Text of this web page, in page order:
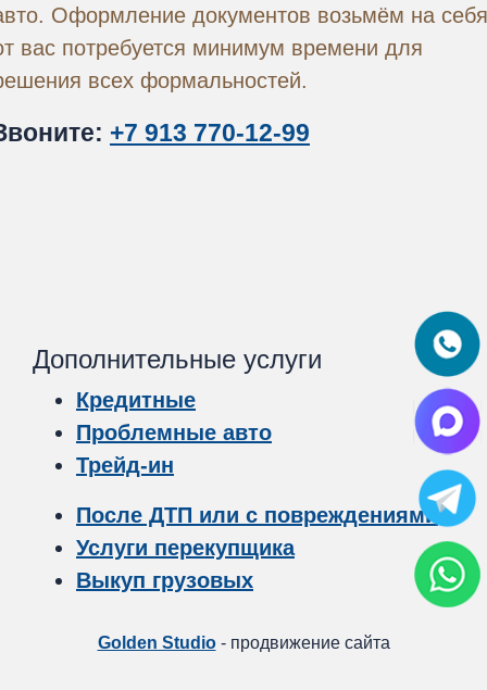
Оформление документов возьмём на
вас потребуется минимум времени для
всех формальностей.
+7 913 770-12-99
Дополнительные услуги
Кредитные
Проблемные авто
Трейд-ин
После ДТП или с повреждениями
Услуги перекупщика
Выкуп грузовых
Golden Studio- продвижение сайта